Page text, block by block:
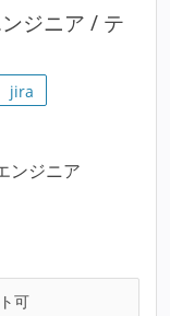
ジニア / テ
jira
ンジニア
可